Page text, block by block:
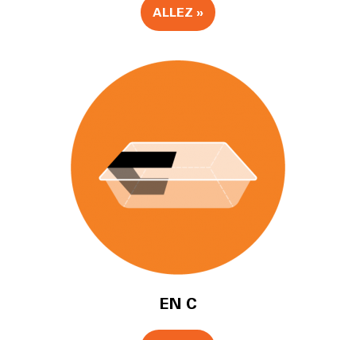
ALLEZ »
EN C